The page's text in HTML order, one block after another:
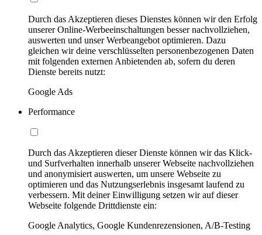
Durch das Akzeptieren dieses Dienstes können wir den Erfolg
unserer Online-Werbeeinschaltungen besser nachvollziehen,
auswerten und unser Werbeangebot optimieren. Dazu
gleichen wir deine verschlüsselten personenbezogenen Daten
mit folgenden externen Anbietenden ab, sofern du deren
Dienste bereits nutzt:
Google Ads
Performance
Durch das Akzeptieren dieser Dienste können wir das Klick-
und Surfverhalten innerhalb unserer Webseite nachvollziehen
und anonymisiert auswerten, um unsere Webseite zu
optimieren und das Nutzungserlebnis insgesamt laufend zu
verbessern. Mit deiner Einwilligung setzen wir auf dieser
Webseite folgende Drittdienste ein:
Google Analytics, Google Kundenrezensionen, A/B-Testing